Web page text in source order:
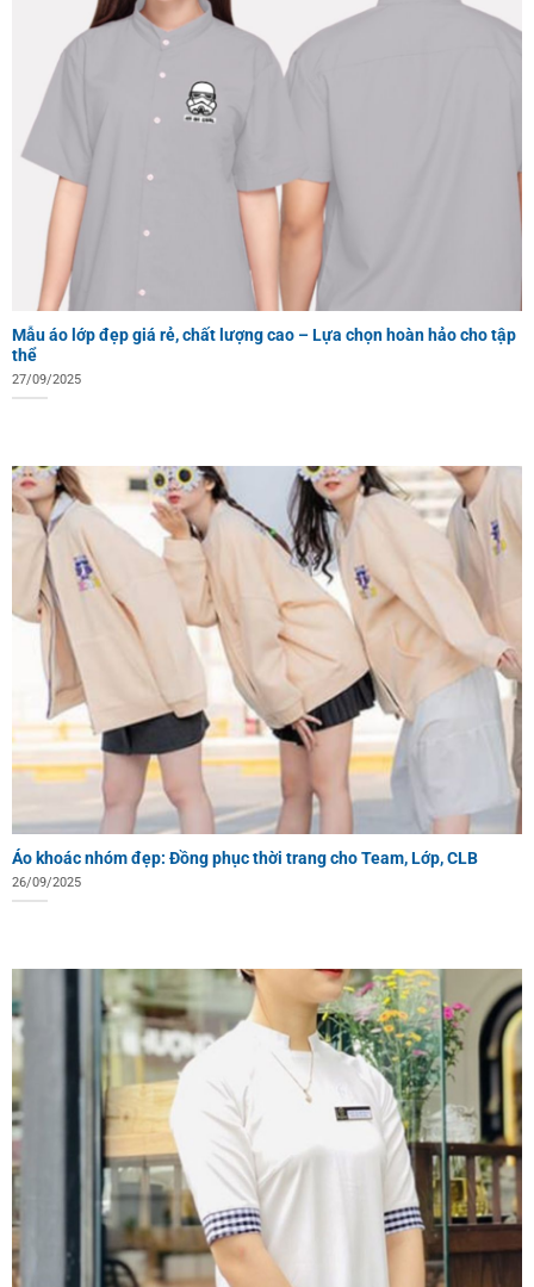
Mẫu áo lớp đẹp giá rẻ, chất lượng cao – Lựa chọn hoàn hảo cho tập
thể
27/09/2025
Áo khoác nhóm đẹp: Đồng phục thời trang cho Team, Lớp, CLB
26/09/2025